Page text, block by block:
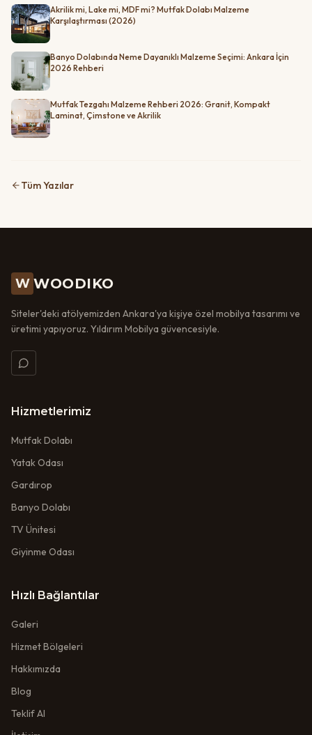
Akrilik mi, Lake mi, MDF mi? Mutfak Dolabı Malzeme
Karşılaştırması (2026)
Banyo Dolabında Neme Dayanıklı Malzeme Seçimi: Ankara İçin
2026 Rehberi
Mutfak Tezgahı Malzeme Rehberi 2026: Granit, Kompakt
Laminat, Çimstone ve Akrilik
Tüm Yazılar
W WOODIKO
Siteler'deki atölyemizden Ankara'ya kişiye özel mobilya tasarımı ve
üretimi yapıyoruz. Yıldırım Mobilya güvencesiyle.
Hizmetlerimiz
Mutfak Dolabı
Yatak Odası
Gardırop
Banyo Dolabı
TV Ünitesi
Giyinme Odası
Hızlı Bağlantılar
Galeri
Hizmet Bölgeleri
Hakkımızda
Blog
Teklif Al